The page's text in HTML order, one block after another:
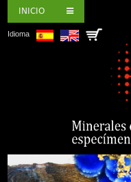
INICIO
Idioma